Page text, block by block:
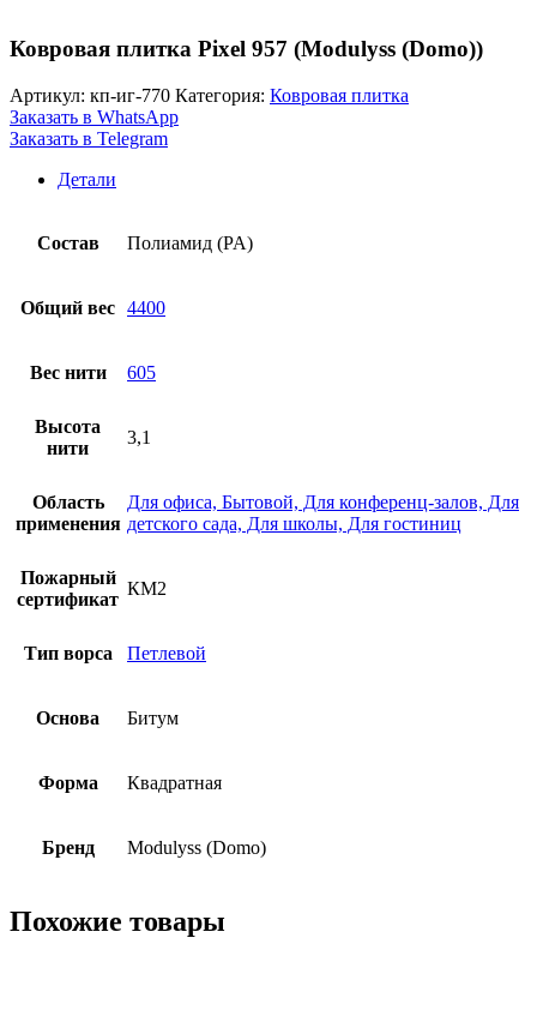
Ковровая плитка Pixel 957 (Modulyss (Domo))
Артикул: кп-иг-770 Категория: Ковровая плитка
Заказать в WhatsApp
Заказать в Telegram
Детали
Состав Полиамид (PA)
Общий вес 4400
Вес нити 605
Высота
нити
3,1
Область
применения
Для офиса, Бытовой, Для конференц-залов, Для
детского сада, Для школы, Для гостиниц
Пожарный
сертификат
КМ2
Тип ворса Петлевой
Основа Битум
Форма Квадратная
Бренд Modulyss (Domo)
Похожие товары